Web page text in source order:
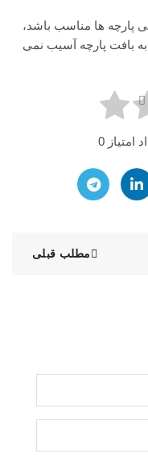
پارچه ها مناسب باشد،
به بافت پارچه آسیب نمی
0
مطلب قبلی